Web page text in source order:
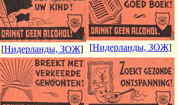
[Нидерланды, ЗОЖ] [Нидерланды, ЗОЖ]